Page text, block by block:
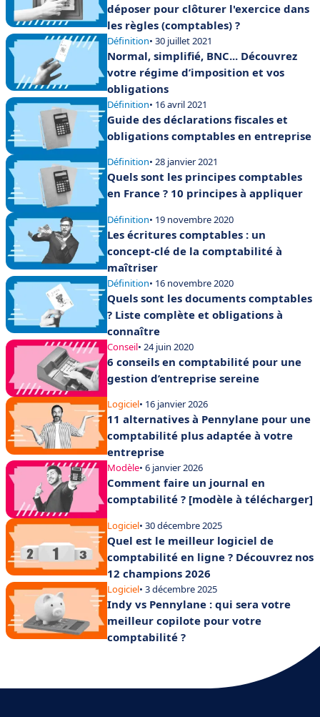
déposer pour clôturer l'exercice dans
les règles (comptables) ?
Définition• 30 juillet 2021
Normal, simplifié, BNC... Découvrez
votre régime d’imposition et vos
obligations
Définition• 16 avril 2021
Guide des déclarations fiscales et
obligations comptables en entreprise
Définition• 28 janvier 2021
Quels sont les principes comptables
en France ? 10 principes à appliquer
Définition• 19 novembre 2020
Les écritures comptables : un
concept-clé de la comptabilité à
maîtriser
Définition• 16 novembre 2020
Quels sont les documents comptables
? Liste complète et obligations à
connaître
Conseil• 24 juin 2020
6 conseils en comptabilité pour une
gestion d’entreprise sereine
Logiciel• 16 janvier 2026
11 alternatives à Pennylane pour une
comptabilité plus adaptée à votre
entreprise
Modèle• 6 janvier 2026
Comment faire un journal en
comptabilité ? [modèle à télécharger]
Logiciel• 30 décembre 2025
Quel est le meilleur logiciel de
comptabilité en ligne ? Découvrez nos
12 champions 2026
Logiciel• 3 décembre 2025
Indy vs Pennylane : qui sera votre
meilleur copilote pour votre
comptabilité ?